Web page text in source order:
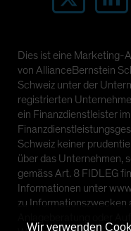
Dies ist eine Marketing-
von AllianceBernstein
Schweiz unter der
registrierten
ein Finanzdienstleister
Schweiz keiner
über das Unternehmen,
gemäss Art. 8 FIDLEG
Informationen unter
zu Informationszwecken
Wir verwenden